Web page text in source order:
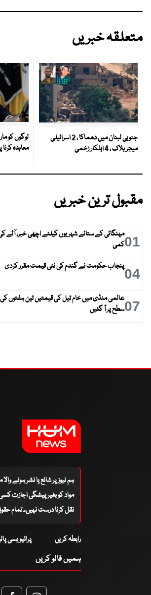
متعلقہ خبریں
جنوبی لبنان میں دھماکا ، 2 اسرائیلی
میجر ہلاک ، 4 اہلکار زخمی
لوگوں کو
معاہدہ
مقبول ترین خبریں
01مہنگائی کے ستائے شہریوں کیلئے اچھی خبر، آٹے
کمی
04پنجاب حکومت نے گندم کی نئی قیمت مقرر کردی
07عالمی منڈی میں خام تیل کی قیمتیں تین ہفتوں
سطح پر آ گئیں
ہم نیوز پر شائع یا نشر ہونے
مواد کو بغیر پیشگی اجازت
نقل کرنا درست نہیں۔ تمام
رابطہ کریں پرائیویسی
ہمیں فالو کریں